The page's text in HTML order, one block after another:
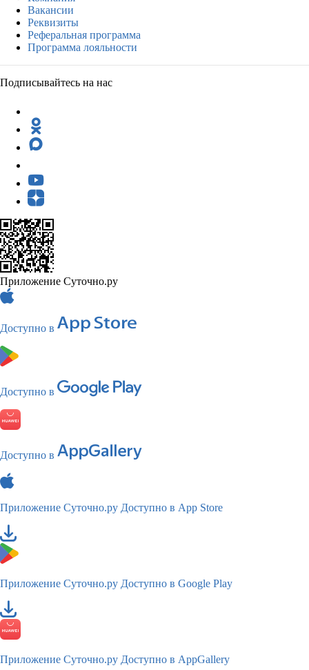
Вакансии
Реквизиты
Реферальная программа
Программа лояльности
Подписывайтесь на нас
Приложение Суточно.ру
Доступно в
Доступно в
Доступно в
Приложение Суточно.ру Доступно в App Store
Приложение Суточно.ру Доступно в Google Play
Приложение Суточно.ру Доступно в AppGallery